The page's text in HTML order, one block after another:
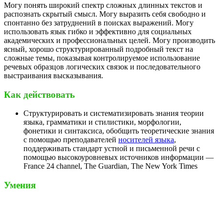
Могу понять широкий спектр сложных длинных текстов и
распознать скрытый смысл. Могу выразить себя свободно и
спонтанно без затруднений в поисках выражений. Могу
использовать язык гибко и эффективно для социальных
академических и профессиональных целей. Могу производить
ясный, хорошо структурированный подробный текст на
сложные темы, показывая контролируемое использование
речевых образцов логических связок и последовательного
выстраивания высказывания.
Как действовать
Структурировать и систематизировать знания теории
языка, грамматики и стилистики, морфологии,
фонетики и синтаксиса, обобщить теоретические знания
с помощью преподавателей носителей языка,
поддерживать стандарт устной и письменной речи с
помощью высокоуровневых источников информации —
France 24 channel, The Guardian, The New York Times
Умения